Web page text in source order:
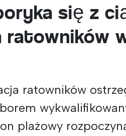
się z
ratowników
ratowników
plażowy